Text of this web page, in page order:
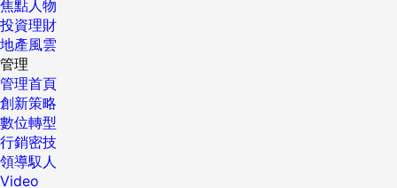
焦點人物
投資理財
地產風雲
管理
管理首頁
創新策略
數位轉型
行銷密技
領導馭人
Video